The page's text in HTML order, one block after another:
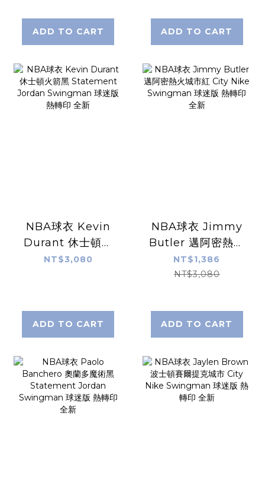
版 熱轉印 含贊助商
標 全新
ADD TO CART ADD TO CART
NBA球衣 Kevin
Durant 休士頓火
箭黑 Statement
NT$3,080
ADD TO CART
NBA球衣 Jimmy
Butler 邁阿密熱火
城市紅 City Nike
Swingman 球迷
NT$1,386
NT$3,080
ADD TO CART